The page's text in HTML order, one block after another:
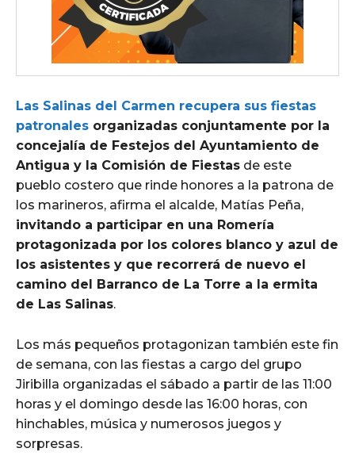
Las Salinas del Carmen recupera sus fiestas
patronales organizadas conjuntamente por la
concejalía de Festejos del Ayuntamiento de
Antigua y la Comisión de Fiestas de este
pueblo costero que rinde honores a la patrona de
los marineros, afirma el alcalde, Matías Peña,
invitando a participar en una Romería
protagonizada por los colores blanco y azul de
los asistentes y que recorrerá de nuevo el
camino del Barranco de La Torre a la ermita
de Las Salinas.
Los más pequeños protagonizan también este fin
de semana, con las fiestas a cargo del grupo
Jiribilla organizadas el sábado a partir de las 11:00
horas y el domingo desde las 16:00 horas, con
hinchables, música y numerosos juegos y
sorpresas.